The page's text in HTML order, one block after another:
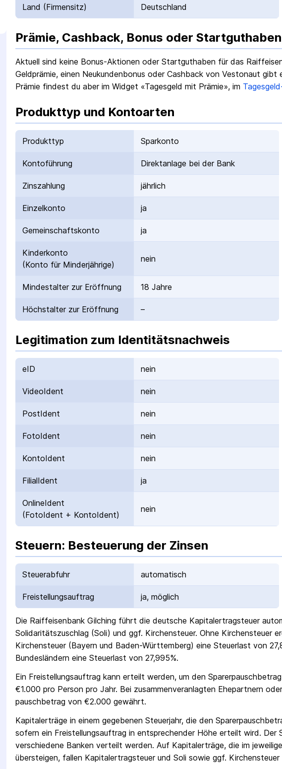
Land (Firmensitz) Deutschland
Prämie, Cashback, Bonus oder Startguthaben
Aktuell sind keine Bonus-Aktionen oder Startguthaben für das
Geldprämie, einen Neukundenbonus oder Cashback von Vestonaut
Prämie findest du aber im Widget «Tagesgeld mit Prämie», im
Produkttyp und Kontoarten
Produkttyp Sparkonto
Kontoführung Direktanlage bei der Bank
Zinszahlung jährlich
Einzelkonto ja
Gemeinschafts­konto ja
Kinderkonto
(Konto für Minderjährige)
nein
Mindestalter zur Eröffnung 18 Jahre
Höchstalter zur Eröffnung –
Legitimation zum Identitätsnachweis
eID nein
VideoIdent nein
PostIdent nein
FotoIdent nein
KontoIdent nein
FilialIdent ja
OnlineIdent
(FotoIdent + KontoIdent)
nein
Steuern: Besteuerung der Zinsen
Steuerabfuhr automatisch
Freistellungs­auftrag ja, möglich
Die Raiffeisenbank Gilching führt die deutsche Kapital­ertrag­steuer
Solidaritäts­zuschlag (Soli) und ggf. Kirchensteuer. Ohne Kirchensteuer
Kirchensteuer (Bayern und Baden-Württemberg) eine Steuerlast von
Bundesländern eine Steuerlast von 27,995%.
Ein Freistellungs­auftrag kann erteilt werden, um den
€1.000 pro Person pro Jahr. Bei zusammenveranlagten Ehepartnern
pausch­betrag von €2.000 gewährt.
Kapitalerträge in einem gegebenen Steuerjahr, die den
sofern ein Freistellungs­auftrag in entsprechender Höhe erteilt wird. Der
verschiedene Banken verteilt werden. Auf Kapitalerträge, die im
übersteigen, fallen Kapital­ertrag­steuer und Soli sowie ggf. Kirchensteuer